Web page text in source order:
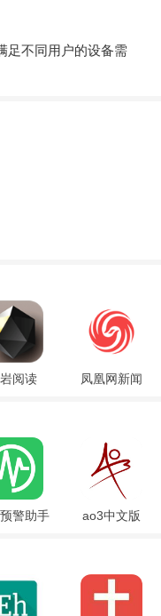
足不同用户的设备需
阅读 凤凰网新闻
警助手 ao3中文版